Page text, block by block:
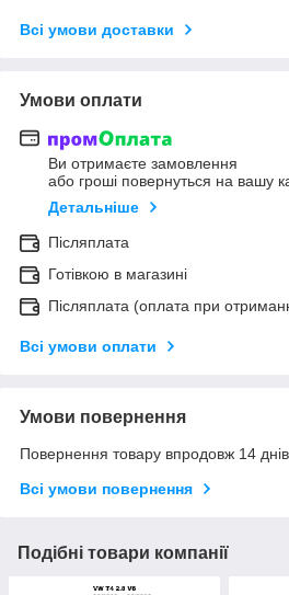
Всі умови доставки
Умови оплати
Ви отримаєте замовлення
або гроші повернуться на вашу
Детальніше
Післяплата
Готівкою в магазині
Післяплата (оплата при
Всі умови оплати
Умови повернення
Повернення товару впродовж 14
Всі умови повернення
Подібні товари компанії